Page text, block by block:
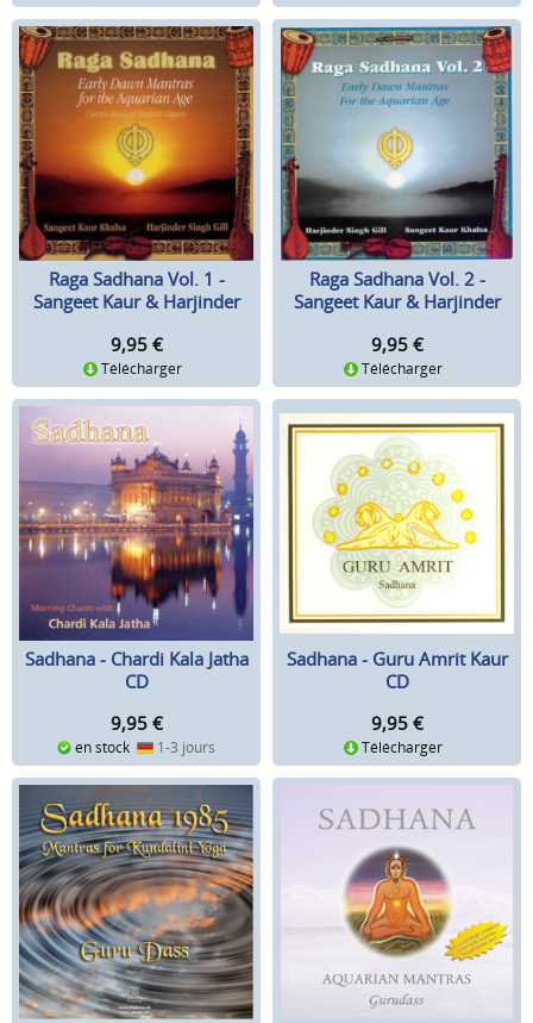
Raga Sadhana Vol. 1 -
Sangeet Kaur & Harjinder
9,95 €
Télécharger
Raga Sadhana Vol. 2 -
Sangeet Kaur & Harjinder
9,95 €
Télécharger
Sadhana - Chardi Kala Jatha
CD
9,95 €
en stock 1-3 jours
Sadhana - Guru Amrit Kaur
CD
9,95 €
Télécharger